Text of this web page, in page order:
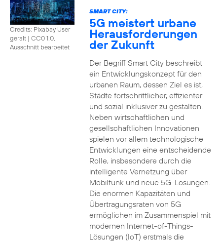
Credits: Pixabay User
geralt | CC0 1.0,
Ausschnitt bearbeitet
SMART CITY:
5G meistert urbane
Herausforderungen
der Zukunft
Der Begriff Smart City beschreibt
ein Entwicklungskonzept für den
urbanen Raum, dessen Ziel es ist,
Städte fortschrittlicher, effizienter
und sozial inklusiver zu gestalten.
Neben wirtschaftlichen und
gesellschaftlichen Innovationen
spielen vor allem technologische
Entwicklungen eine entscheidende
Rolle, insbesondere durch die
intelligente Vernetzung über
Mobilfunk und neue 5G-Lösungen.
Die enormen Kapazitäten und
Übertragungsraten von 5G
ermöglichen im Zusammenspiel mit
modernen Internet-of-Things-
Lösungen (IoT) erstmals die